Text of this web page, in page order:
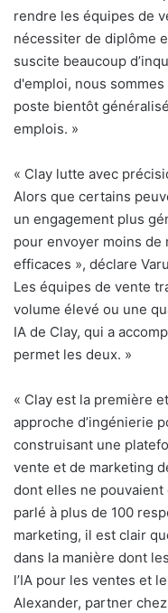
rendre les équipes de
nécessiter de diplôme
suscite beaucoup
d'emploi, nous sommes
poste bientôt
emplois. »
« Clay lutte avec
Alors que certains
un engagement plus
pour envoyer moins de
efficaces », déclare
Les équipes de vente
volume élevé ou une
IA de Clay, qui a
permet les deux. »
« Clay est la première
approche d’ingénierie
construisant une
vente et de marketing
dont elles ne
parlé à plus de 100
marketing, il est clair
dans la manière dont
l’IA pour les ventes et
Alexander, partner